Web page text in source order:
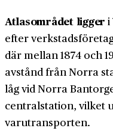
Atlasområdet ligger i
efter
där mellan 1874 och
avstånd från Norra
låg vid Norra
centralstation, vilket
varutransporten.